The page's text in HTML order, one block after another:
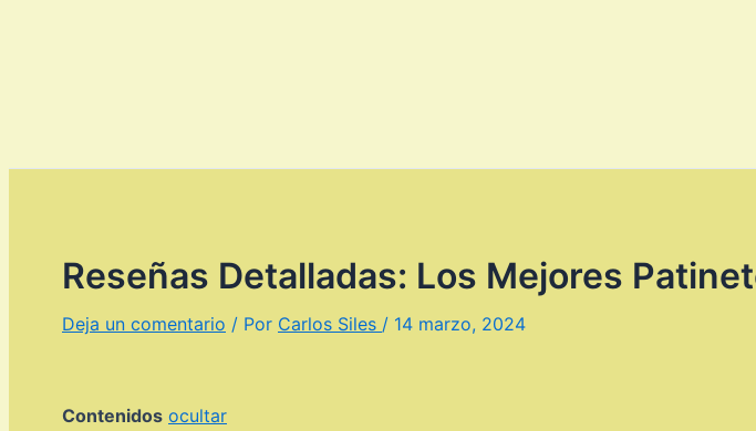
Reseñas Detalladas: Los Mejores
Deja un comentario / Por Carlos Siles / 14 marzo, 2024
Contenidos ocultar